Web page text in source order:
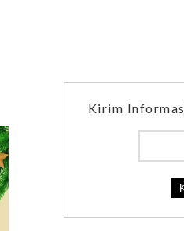
Kirim